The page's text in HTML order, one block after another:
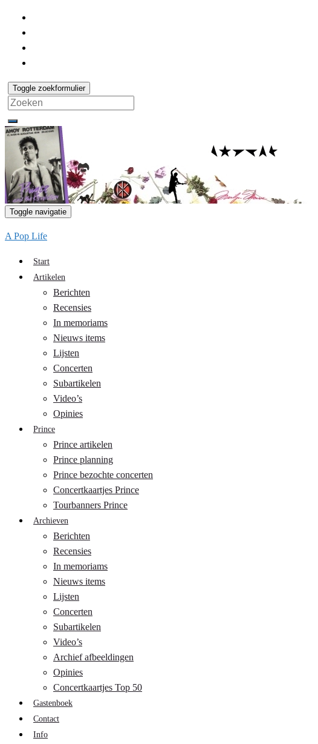
Toggle zoekformulier
Search
for:
Toggle navigatie
A Pop Life
Start
Artikelen
Berichten
Recensies
In memoriams
Nieuws items
Lijsten
Concerten
Subartikelen
Video’s
Opinies
Prince
Prince artikelen
Prince planning
Prince bezochte concerten
Concertkaartjes Prince
Tourbanners Prince
Archieven
Berichten
Recensies
In memoriams
Nieuws items
Lijsten
Concerten
Subartikelen
Video’s
Archief afbeeldingen
Opinies
Concertkaartjes Top 50
Gastenboek
Contact
Info